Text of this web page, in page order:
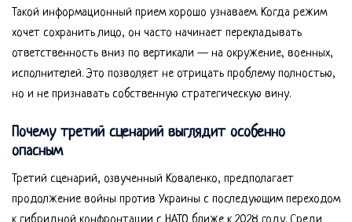
Такой информационный прием хорошо узнаваем. Когда режим
хочет сохранить лицо, он часто начинает перекладывать
ответственность вниз по вертикали — на окружение, военных,
исполнителей. Это позволяет не отрицать проблему полностью,
но и не признавать собственную стратегическую вину.
Почему третий сценарий выглядит особенно
опасным
Третий сценарий, озвученный Коваленко, предполагает
продолжение войны против Украины с последующим переходом